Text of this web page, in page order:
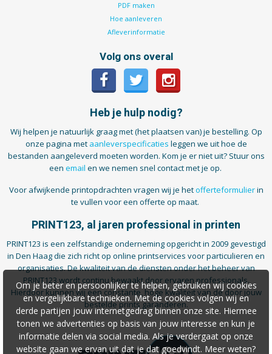
PDF maken
Hoe aanleveren
Afleverinformatie
Volg ons overal
Heb je hulp nodig?
Wij helpen je natuurlijk graag met (het plaatsen van) je bestelling. Op
onze pagina met aanleverspecificaties leggen we uit hoe de
bestanden aangeleverd moeten worden. Kom je er niet uit? Stuur ons
een email en we nemen snel contact met je op.
Voor afwijkende printopdrachten vragen wij je hetofferteformulierin
te vullen voor een offerte op maat.
PRINT123, al jaren professional in printen
PRINT123 is een zelfstandige onderneming opgericht in 2009 gevestigd
in Den Haag die zich richt op online printservices voor particulieren en
organisaties. De kwaliteit van de diensten onder het beheer van
PRINT123 wordt continu bewaakt door ervaren professionals.
Hierdoor kunnen wij een constante, hoge kwaliteit van de door jouw
bestelde prints garanderen.
Om je beter en persoonlijker te helpen, gebruiken wij cookies
en vergelijkbare technieken. Met de cookies volgen wij en
derde partijen jouw internetgedrag binnen onze site. Hiermee
tonen we advertenties op basis van jouw interesse en kun je
informatie delen via social media. Als je verdergaat op onze
website gaan we ervan uit dat je dat goedvindt. Meer weten?